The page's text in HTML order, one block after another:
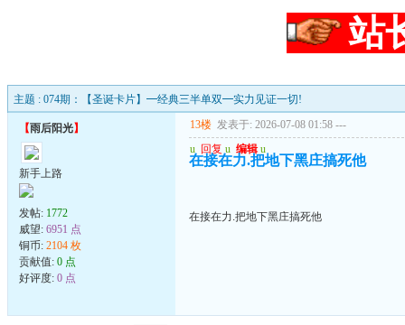
站
主题 : 074期：【圣诞卡片】━经典三半单双━实力见证一切!
【雨后阳光】
新手上路
发帖: 1772
威望: 6951 点
铜币: 2104 枚
贡献值: 0 点
好评度: 0 点
13楼 发表于: 2026-07-08 01:58 ---
u 回复 u 编辑 u
在接在力.把地下黑庄搞死他
在接在力.把地下黑庄搞死他